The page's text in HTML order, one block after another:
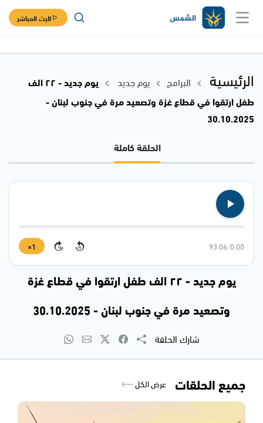
البث المباشر
الرئيسية البرامج يوم جديد
يوم جديد - ٢٢ الف
طفل ارتقوا في قطاع غزة وتصعيد مرة في جنوب لبنان -
30.10.2025
الحلقة كاملة
0:00
/
93:06
15
15
1×
يوم جديد - ٢٢ الف طفل ارتقوا في قطاع غزة
وتصعيد مرة في جنوب لبنان - 30.10.2025
شارك الحلقة
جميع الحلقات عرض الكل